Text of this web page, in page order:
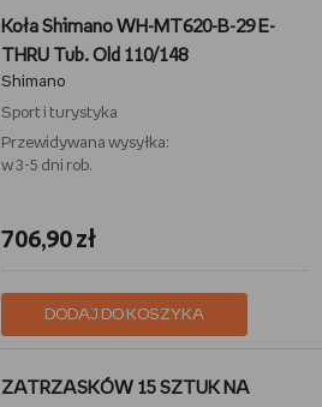
Koła Shimano WH-MT620-B-29 E-
THRU Tub. Old 110/148
Shimano
Sport i turystyka
Przewidywana wysyłka:
w 3-5 dni rob.
706,90 zł
DODAJ DO KOSZYKA
ZATRZASKÓW 15 SZTUK NA